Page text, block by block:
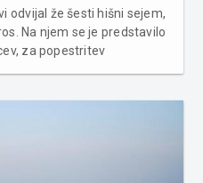
odvijal že šesti hišni sejem,
Na njem se je predstavilo
za popestritev